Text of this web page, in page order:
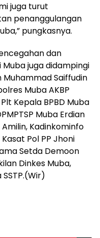
juga turut
penanggulangan
pungkasnya.
dan
Muba juga didampingi
Muhammad Saiffudin
Muba AKBP
Kepala BPBD Muba
Muba Erdian
Kadinkominfo
Pol PP Jhoni
Setda Demoon
Dinkes Muba,